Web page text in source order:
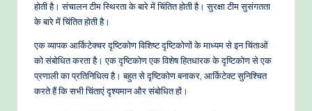
होती है। संचालन टीम स्थिरता के बारे में चिंतित होती है। सुरक्षा टीम सुसंगतता
के बारे में चिंतित होती है।
एक व्यापक आर्किटेक्चर दृष्टिकोण विशिष्ट दृष्टिकोणों के माध्यम से इन चिंताओं
को संबोधित करता है। एक दृष्टिकोण एक विशेष हितधारक के दृष्टिकोण से एक
प्रणाली का प्रतिनिधित्व है। बहुत से दृष्टिकोण बनाकर, आर्किटेक्ट सुनिश्चित
करते हैं कि सभी चिंताएं दृश्यमान और संबोधित हों।